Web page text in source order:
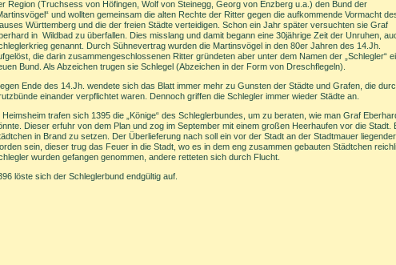
Region (Truchsess von Höfingen, Wolf von Steinegg, Georg von Enzberg u.a.) den Bund der
und wollten gemeinsam die alten Rechte der Ritter gegen die aufkommende Vormacht
Württemberg und die der freien Städte verteidigen. Schon ein Jahr später versuchten sie Graf
in Wildbad zu überfallen. Dies misslang und damit begann eine 30jährige Zeit der Unruhen,
genannt. Durch Sühnevertrag wurden die Martinsvögel in den 80er Jahren des 14.Jh.
die darin zusammengeschlossenen Ritter gründeten aber unter dem Namen der „Schlegler“
Bund. Als Abzeichen trugen sie Schlegel (Abzeichen in der Form von Dreschflegeln).
Ende des 14.Jh. wendete sich das Blatt immer mehr zu Gunsten der Städte und Grafen, die
einander verpflichtet waren. Dennoch griffen die Schlegler immer wieder Städte an.
Heimsheim trafen sich 1395 die „Könige“ des Schleglerbundes, um zu beraten, wie man Graf
Dieser erfuhr von dem Plan und zog im September mit einem großen Heerhaufen vor die Stadt.
in Brand zu setzen. Der Überlieferung nach soll ein vor der Stadt an der Stadtmauer
sein, dieser trug das Feuer in die Stadt, wo es in dem eng zusammen gebauten Städtchen
wurden gefangen genommen, andere retteten sich durch Flucht.
löste sich der Schleglerbund endgültig auf.